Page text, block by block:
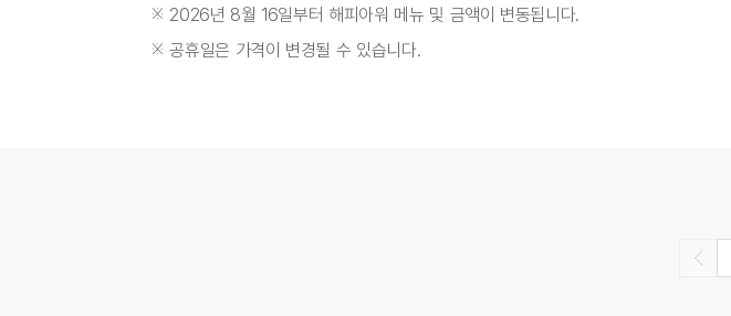
※ 2026년 8월 16일부터 해피아워 메뉴 및 금액이 변동됩니다.
※ 공휴일은 가격이 변경될 수 있습니다.